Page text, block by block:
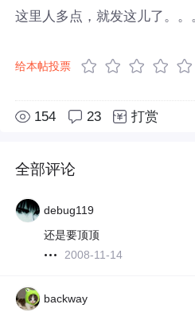
这里人多点，就发这儿了。。
给本帖投票
154 23 打赏
全部评论
debug119
还是要顶顶
2008-11-14
backway